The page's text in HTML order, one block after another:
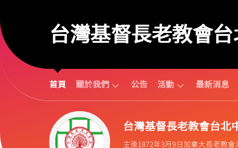
content
台灣基督長老教會
首頁 關於我們
台
北
中
公告 活動
動
最新消息
台灣基督長老教會台北
主後1872年3月9日加拿大長老教